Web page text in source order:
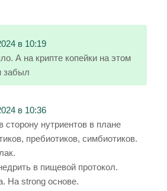
в 10:19
А на крипте копейки на этом
забыл
в 10:36
сторону нутриентов в плане
пребиотиков, симбиотиков.
в пищевой протокол.
На strong основе.